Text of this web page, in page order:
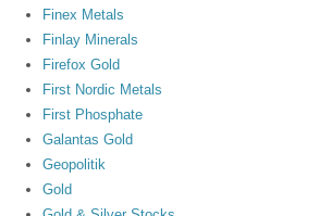
Finex Metals
Finlay Minerals
Firefox Gold
First Nordic Metals
First Phosphate
Galantas Gold
Geopolitik
Gold